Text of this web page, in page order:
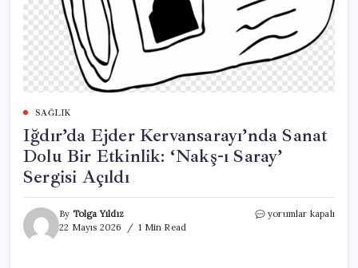
SAĞLIK
Iğdır’da Ejder Kervansarayı’nda Sanat
Dolu Bir Etkinlik: ‘Nakş-ı Saray’
Sergisi Açıldı
By Tolga Yıldız
22 Mayıs 2026
1 Min Read
Iğdır’da
yorumlar kapalı